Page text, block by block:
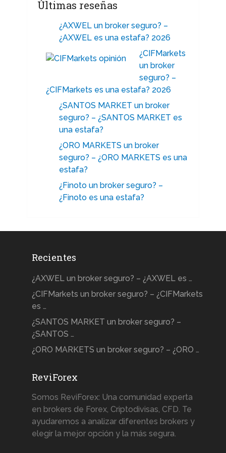
Últimas reseñas
¿AXWEL un broker seguro? –
¿AXWEL es una estafa? 2026
¿CIFMarkets
un broker
seguro? –
¿CIFMarkets es una estafa? 2026
¿SANTOS MARKET un broker
seguro? – ¿SANTOS MARKET es
una estafa?
¿ORO MARKETS un broker
seguro? – ¿ORO MARKETS es una
estafa?
¿Finoto un broker seguro? –
¿Finoto es una estafa?
Recientes
¿AXWEL un broker seguro? – ¿AXWEL es …
¿CIFMarkets un broker seguro? – ¿CIFMarkets
es …
¿SANTOS MARKET un broker seguro? –
¿SANTOS …
¿ORO MARKETS un broker seguro? – ¿ORO …
ReviForex
Somos ReviForex: Una comunidad experta
en brokers de Forex, Criptodivisas, CFD. Te
ayudaremos a analizar diferentes brokers y
elegir la mejor opción y la más segura.